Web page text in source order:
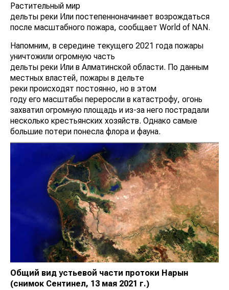
Растительный мир
дельты реки Или постепенноначинает возрождаться
после масштабного пожара, сообщает World of NAN.
Напомним, в середине текущего 2021 года пожары
уничтожили огромную часть
дельты реки Или в Алматинской области. По данным
местных властей, пожары в дельте
реки происходят постоянно, но в этом
году его масштабы переросли в катастрофу, огонь
захватил огромную площадь и из-за него пострадали
несколько крестьянских хозяйств. Однако самые
большие потери понесла флора и фауна.
Общий вид устьевой части протоки Нарын
(снимок Сентинел, 13 мая 2021 г.)